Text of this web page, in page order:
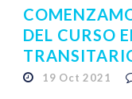
DEL CURSO
19 Oct 2021